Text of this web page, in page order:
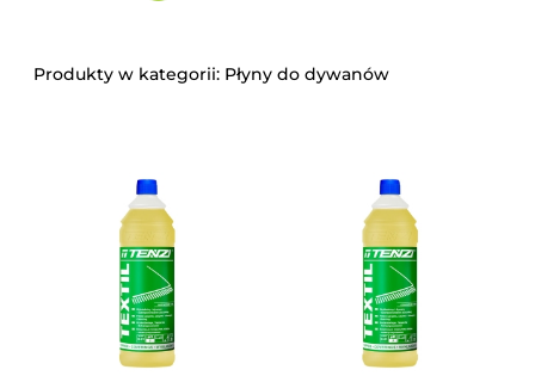
Płyny do dywanów